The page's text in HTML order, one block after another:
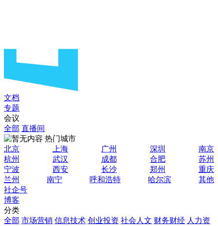
文档
专题
会议
全部 直播间
热门城市
北京
上海 广州 深圳
南京
杭州
武汉 成都 合肥
苏州
宁波
西安 长沙 郑州
重庆
兰州
南宁 呼和浩特 哈尔滨
其他
社企号
博客
分类
全部 市场营销 信息技术 创业投资 社会人文 财务财经 人力资